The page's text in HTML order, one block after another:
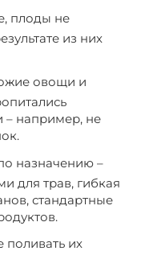
плоды не
из них
овощи и
– например, не
назначению –
для трав, гибкая
стандартные
их